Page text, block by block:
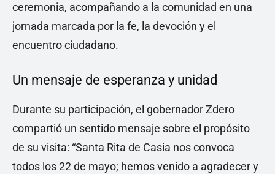
ceremonia, acompañando a la comunidad en una
jornada marcada por la fe, la devoción y el
encuentro ciudadano.
Un mensaje de esperanza y unidad
Durante su participación, el gobernador Zdero
compartió un sentido mensaje sobre el propósito
de su visita: “Santa Rita de Casia nos convoca
todos los 22 de mayo; hemos venido a agradecer y